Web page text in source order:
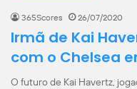
365Scores 26/07/2020
Irmã de Kai
com o Chelsea
O futuro de Kai Havertz,